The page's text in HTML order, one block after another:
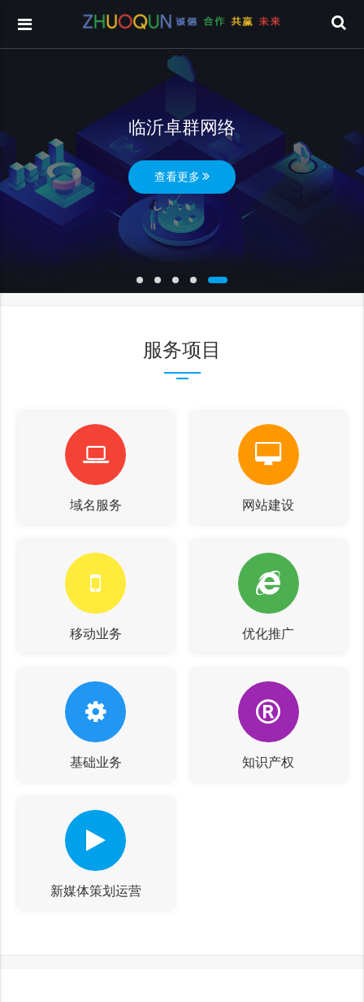
临沂卓群网络
查看更多
服务项目
域名服务 网站建设
移动业务 优化推广
基础业务 知识产权
新媒体策划运营